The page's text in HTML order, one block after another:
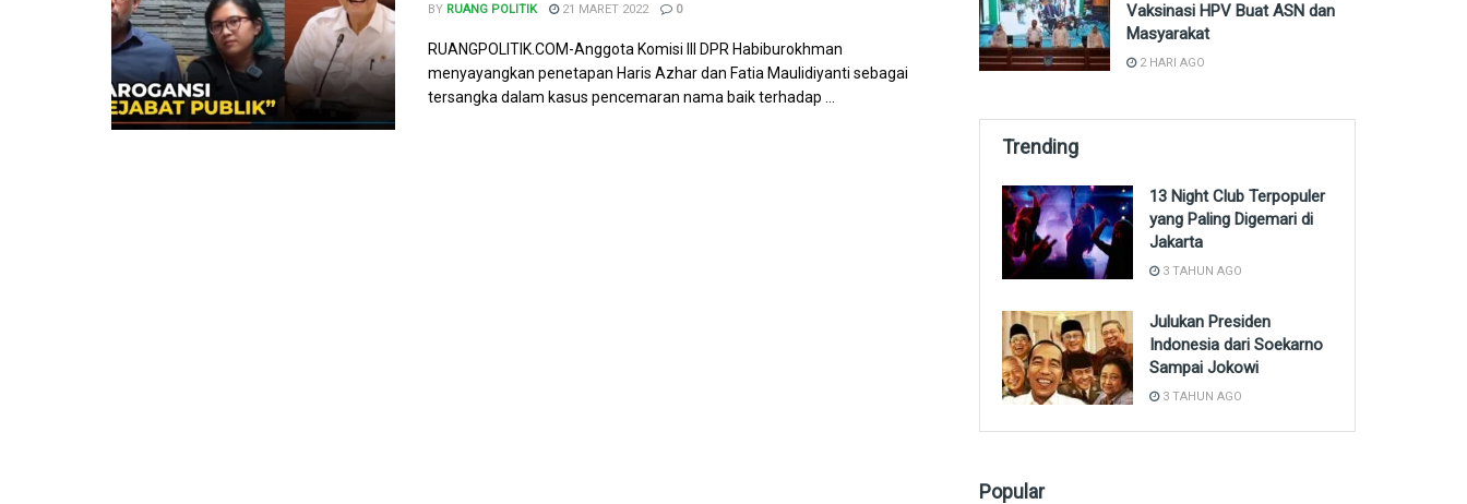
BY RUANG POLITIK 21 MARET 2022 0
RUANGPOLITIK.COM-Anggota Komisi III DPR Habiburokhman
menyayangkan penetapan Haris Azhar dan Fatia Maulidiyanti sebagai
tersangka dalam kasus pencemaran nama baik terhadap ...
Vaksinasi HPV Buat ASN dan
Masyarakat
2 HARI AGO
Trending
13 Night Club Terpopuler
yang Paling Digemari di
Jakarta
3 TAHUN AGO
Julukan Presiden
Indonesia dari Soekarno
Sampai Jokowi
3 TAHUN AGO
Popular